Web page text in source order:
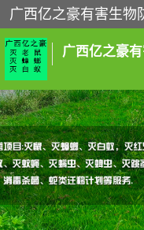
南宁灭白蚁
南宁灭蟑螂
南宁除四害